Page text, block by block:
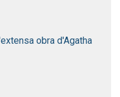
obra d'Agatha